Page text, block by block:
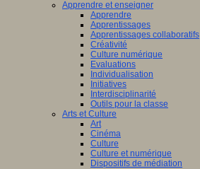
Apprendre et enseigner
Apprendre
Apprentissages
Apprentissages collaboratifs
Créativité
Culture numérique
Evaluations
Individualisation
Initiatives
Interdisciplinarité
Outils pour la classe
Arts et Culture
Art
Cinéma
Culture
Culture et numérique
Dispositifs de médiation